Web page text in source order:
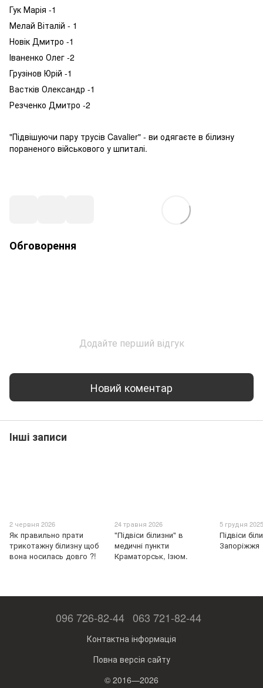
Гук Марія -1
Мелай Віталій - 1
Новік Дмитро -1
Іваненко Олег -2
Грузінов Юрій -1
Вастків Олександр -1
Резченко Дмитро -2
"Підвішуючи пару трусів Cavalier" - ви одягаєте в білизну
пораненого військового у шпиталі.
Обговорення
Додайте перший відгук
Новий коментар
Інші записи
2 червня 2026
Як правильно прати
трикотажну білизну щоб
вона носилась довго ?!
24 травня 2026
"Підвіси білизни" в
медичні пункти
Краматорськ, Ізюм.
5 грудня
Підвіси
Запоріжжя
096 726-82-44 063 721-82-44
Контактна інформація
Повна версія сайту
© 2016—2026